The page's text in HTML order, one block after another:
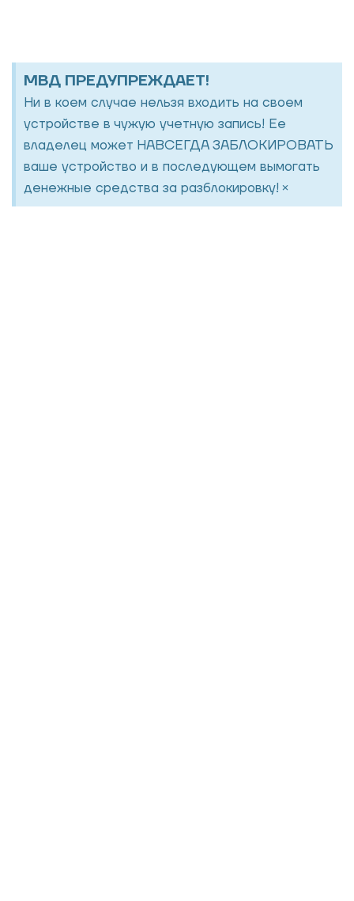
МВД ПРЕДУПРЕЖДАЕТ!
Ни в коем случае нельзя входить на своем
устройстве в чужую учетную запись! Ее
владелец может НАВСЕГДА ЗАБЛОКИРОВАТЬ
ваше устройство и в последующем вымогать
денежные средства за разблокировку! ×